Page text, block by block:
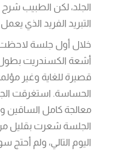
الجلد، لكن الطبيب
التبريد الفريد الذي
خلال أول جلسة
قصيرة للغاية وغير
الحساسة. استغرقت
معالجة كامل الساقين
الجلسة شعرت بقليل
اليوم التالي، ولم